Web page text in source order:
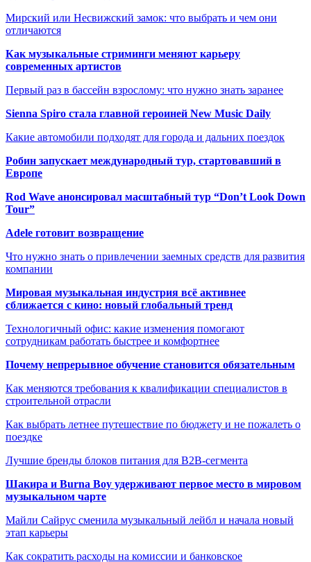
Мирский или Несвижский замок: что выбрать и чем они
отличаются
Как музыкальные стриминги меняют карьеру
современных артистов
Первый раз в бассейн взрослому: что нужно знать заранее
Sienna Spiro стала главной героиней New Music Daily
Какие автомобили подходят для города и дальних поездок
Робин запускает международный тур, стартовавший в
Европе
Rod Wave анонсировал масштабный тур “Don’t Look Down
Tour”
Adele готовит возвращение
Что нужно знать о привлечении заемных средств для развития
компании
Мировая музыкальная индустрия всё активнее
сближается с кино: новый глобальный тренд
Технологичный офис: какие изменения помогают
сотрудникам работать быстрее и комфортнее
Почему непрерывное обучение становится обязательным
Как меняются требования к квалификации специалистов в
строительной отрасли
Как выбрать летнее путешествие по бюджету и не пожалеть о
поездке
Лучшие бренды блоков питания для B2B-сегмента
Шакира и Burna Boy удерживают первое место в мировом
музыкальном чарте
Майли Сайрус сменила музыкальный лейбл и начала новый
этап карьеры
Как сократить расходы на комиссии и банковское